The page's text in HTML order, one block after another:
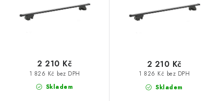
Skladem
1 826 Kč bez DPH
2 210 Kč
Skladem
1 826 Kč bez DPH
2 210 Kč